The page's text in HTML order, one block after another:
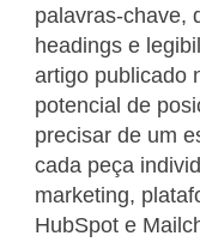
palavras-chave,
headings e
artigo publicado
potencial de
precisar de um
cada peça
marketing,
HubSpot e